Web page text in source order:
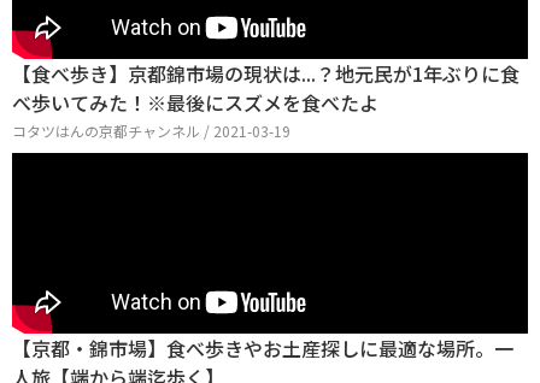
【食べ歩き】京都錦市場の現状は...？地元民が1年ぶりに食
べ歩いてみた！※最後にスズメを食べたよ
コタツはんの京都チャンネル / 2021-03-19
【京都・錦市場】食べ歩きやお土産探しに最適な場所。一